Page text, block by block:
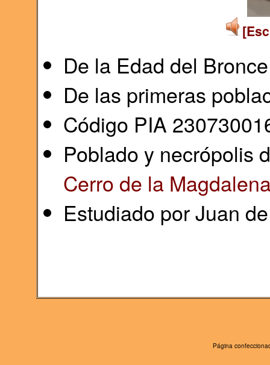
De la Edad del
De las primeras
Código PIA
Poblado y necrópolis
Cerro de la
Estudiado por Juan
Página